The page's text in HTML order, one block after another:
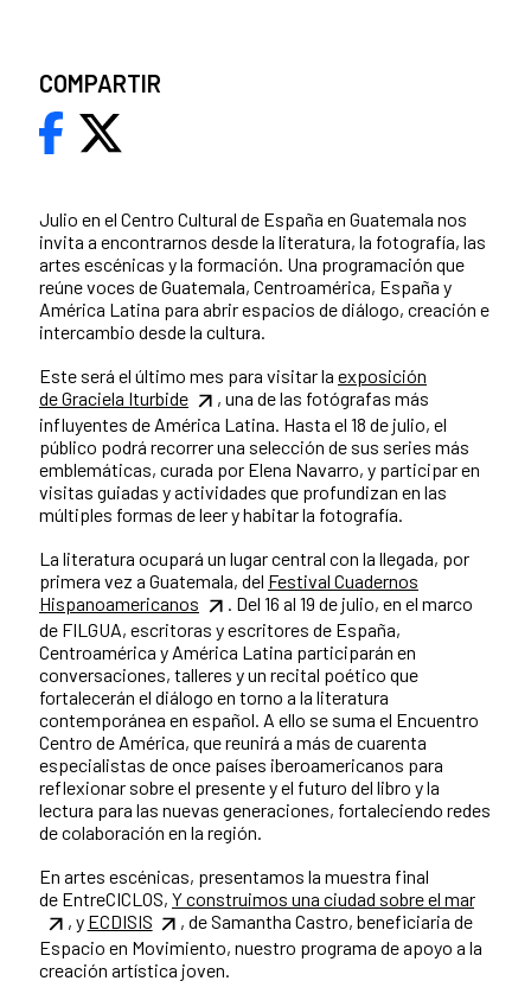
Julio en el Centro Cultural de España en Guatemala nos
invita a encontrarnos desde la literatura, la fotografía, las
artes escénicas y la formación. Una programación que
reúne voces de Guatemala, Centroamérica, España y
América Latina para abrir espacios de diálogo, creación e
intercambio desde la cultura.
Este será el último mes para visitar la exposición
de Graciela Iturbide
, una de las fotógrafas más
influyentes de América Latina. Hasta el 18 de julio, el
público podrá recorrer una selección de sus series más
emblemáticas, curada por Elena Navarro, y participar en
visitas guiadas y actividades que profundizan en las
múltiples formas de leer y habitar la fotografía.
La literatura ocupará un lugar central con la llegada, por
primera vez a Guatemala, del Festival Cuadernos
Hispanoamericanos
. Del 16 al 19 de julio, en el marco
de FILGUA, escritoras y escritores de España,
Centroamérica y América Latina participarán en
conversaciones, talleres y un recital poético que
fortalecerán el diálogo en torno a la literatura
contemporánea en español. A ello se suma el Encuentro
Centro de América, que reunirá a más de cuarenta
especialistas de once países iberoamericanos para
reflexionar sobre el presente y el futuro del libro y la
lectura para las nuevas generaciones, fortaleciendo redes
de colaboración en la región.
En artes escénicas, presentamos la muestra final
de EntreCICLOS, Y construimos una ciudad sobre el mar
, y ECDISIS
, de Samantha Castro, beneficiaria de
Espacio en Movimiento, nuestro programa de apoyo a la
creación artística joven.
COMPARTIR